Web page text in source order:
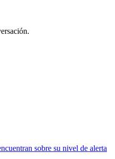
sobre su nivel de alerta